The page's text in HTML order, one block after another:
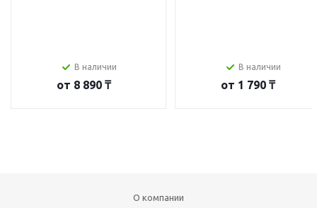
В наличии
от 8 890 ₸
В наличии
от 1 790 ₸
О компании